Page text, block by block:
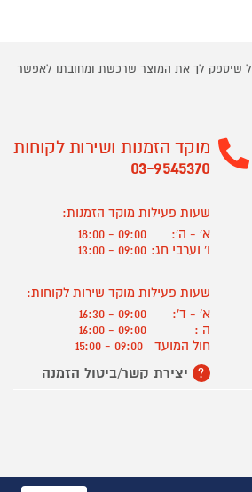
שיספק לך את המוצר שרכשת ומחובתו לאפשר
מוקד הזמנות ושירות לקוחות
03-9545370
שעות פעילות מוקד הזמנות:
א' - ה':
09:00 - 18:00
ו' וערבי חג: 09:00 - 13:00
שעות פעילות מוקד שירות לקוחות:
א' - ד':
09:00 - 16:30
ה :
09:00 - 16:00
חול המועד
09:00 - 15:00
?
יצירת קשר/ביטול הזמנה